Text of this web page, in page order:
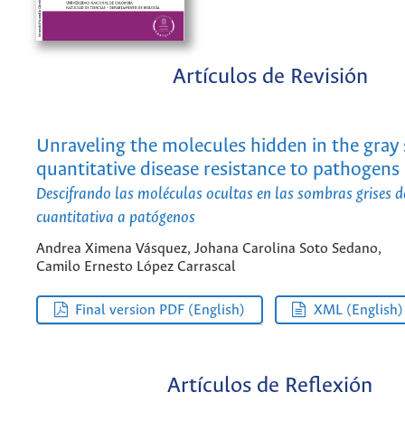
Artículos de Revisión
Unraveling the molecules hidden in the gray
quantitative disease resistance to pathogens
Descifrando las moléculas ocultas en las sombras grises
cuantitativa a patógenos
Andrea Ximena Vásquez, Johana Carolina Soto Sedano,
Camilo Ernesto López Carrascal
Final version PDF (English) XML (English)
Artículos de Reflexión